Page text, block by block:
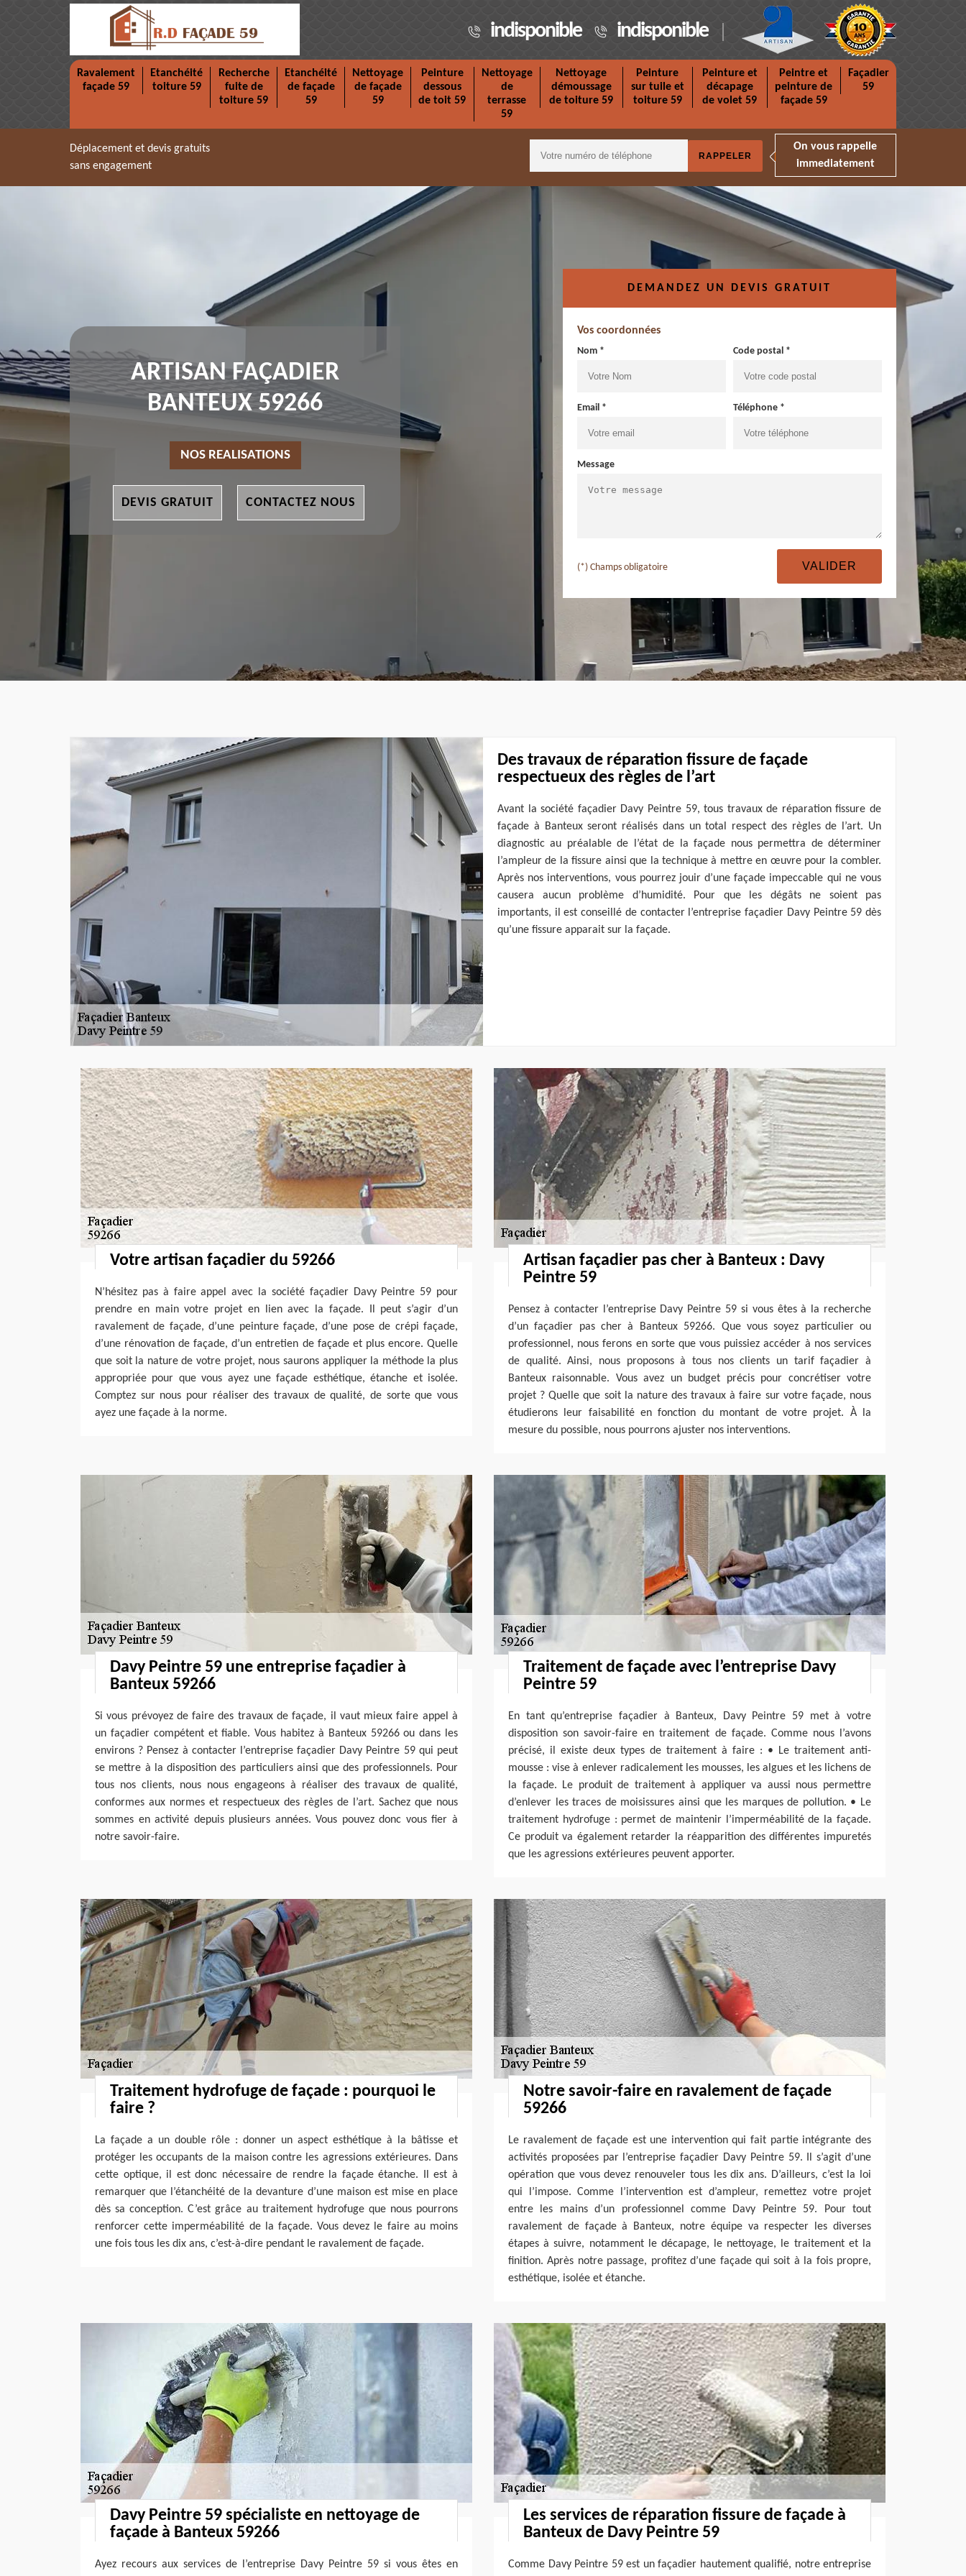
indisponible indisponible
Ravalement
façade 59
Etanchéité
toiture 59
Recherche
fuite de
toiture 59
Etanchéité
de façade
59
Nettoyage
de façade
59
Peinture
dessous
de toit 59
Nettoyage
de
terrasse
59
Nettoyage
démoussage
de toiture 59
Peinture
sur tuile et
toiture 59
Peinture et
décapage
de volet 59
Peintre et
peinture de
façade 59
Façadier
59
Déplacement et devis gratuits
sans engagement
On vous rappelle
immediatement
ARTISAN FAÇADIER
BANTEUX 59266
NOS REALISATIONS
DEVIS GRATUIT CONTACTEZ NOUS
DEMANDEZ UN DEVIS GRATUIT
Vos coordonnées
Nom * Code postal *
Email * Téléphone *
Message
(*) Champs obligatoire
Des travaux de réparation fissure de façade
respectueux des règles de l’art
Avant la société façadier Davy Peintre 59, tous travaux de réparation fissure de
façade à Banteux seront réalisés dans un total respect des règles de l’art. Un
diagnostic au préalable de l’état de la façade nous permettra de déterminer
l’ampleur de la fissure ainsi que la technique à mettre en œuvre pour la combler.
Après nos interventions, vous pourrez jouir d’une façade impeccable qui ne vous
causera aucun problème d’humidité. Pour que les dégâts ne soient pas
importants, il est conseillé de contacter l’entreprise façadier Davy Peintre 59 dès
qu’une fissure apparait sur la façade.
Votre artisan façadier du 59266
N’hésitez pas à faire appel avec la société façadier Davy Peintre 59 pour
prendre en main votre projet en lien avec la façade. Il peut s’agir d’un
ravalement de façade, d’une peinture façade, d’une pose de crépi façade,
d’une rénovation de façade, d’un entretien de façade et plus encore. Quelle
que soit la nature de votre projet, nous saurons appliquer la méthode la plus
appropriée pour que vous ayez une façade esthétique, étanche et isolée.
Comptez sur nous pour réaliser des travaux de qualité, de sorte que vous
ayez une façade à la norme.
Artisan façadier pas cher à Banteux : Davy
Peintre 59
Pensez à contacter l’entreprise Davy Peintre 59 si vous êtes à la recherche
d’un façadier pas cher à Banteux 59266. Que vous soyez particulier ou
professionnel, nous ferons en sorte que vous puissiez accéder à nos services
de qualité. Ainsi, nous proposons à tous nos clients un tarif façadier à
Banteux raisonnable. Vous avez un budget précis pour concrétiser votre
projet ? Quelle que soit la nature des travaux à faire sur votre façade, nous
étudierons leur faisabilité en fonction du montant de votre projet. À la
mesure du possible, nous pourrons ajuster nos interventions.
Davy Peintre 59 une entreprise façadier à
Banteux 59266
Si vous prévoyez de faire des travaux de façade, il vaut mieux faire appel à
un façadier compétent et fiable. Vous habitez à Banteux 59266 ou dans les
environs ? Pensez à contacter l’entreprise façadier Davy Peintre 59 qui peut
se mettre à la disposition des particuliers ainsi que des professionnels. Pour
tous nos clients, nous nous engageons à réaliser des travaux de qualité,
conformes aux normes et respectueux des règles de l’art. Sachez que nous
sommes en activité depuis plusieurs années. Vous pouvez donc vous fier à
notre savoir-faire.
Traitement de façade avec l’entreprise Davy
Peintre 59
En tant qu’entreprise façadier à Banteux, Davy Peintre 59 met à votre
disposition son savoir-faire en traitement de façade. Comme nous l’avons
précisé, il existe deux types de traitement à faire : • Le traitement anti-
mousse : vise à enlever radicalement les mousses, les algues et les lichens de
la façade. Le produit de traitement à appliquer va aussi nous permettre
d’enlever les traces de moisissures ainsi que les marques de pollution. • Le
traitement hydrofuge : permet de maintenir l’imperméabilité de la façade.
Ce produit va également retarder la réapparition des différentes impuretés
que les agressions extérieures peuvent apporter.
Traitement hydrofuge de façade : pourquoi le
faire ?
La façade a un double rôle : donner un aspect esthétique à la bâtisse et
protéger les occupants de la maison contre les agressions extérieures. Dans
cette optique, il est donc nécessaire de rendre la façade étanche. Il est à
remarquer que l’étanchéité de la devanture d’une maison est mise en place
dès sa conception. C’est grâce au traitement hydrofuge que nous pourrons
renforcer cette imperméabilité de la façade. Vous devez le faire au moins
une fois tous les dix ans, c’est-à-dire pendant le ravalement de façade.
Notre savoir-faire en ravalement de façade
59266
Le ravalement de façade est une intervention qui fait partie intégrante des
activités proposées par l’entreprise façadier Davy Peintre 59. Il s’agit d’une
opération que vous devez renouveler tous les dix ans. D’ailleurs, c’est la loi
qui l’impose. Comme l’intervention est d’ampleur, remettez votre projet
entre les mains d’un professionnel comme Davy Peintre 59. Pour tout
ravalement de façade à Banteux, notre équipe va respecter les diverses
étapes à suivre, notamment le décapage, le nettoyage, le traitement et la
finition. Après notre passage, profitez d’une façade qui soit à la fois propre,
esthétique, isolée et étanche.
Davy Peintre 59 spécialiste en nettoyage de
façade à Banteux 59266
Ayez recours aux services de l’entreprise Davy Peintre 59 si vous êtes en
Les services de réparation fissure de façade à
Banteux de Davy Peintre 59
Comme Davy Peintre 59 est un façadier hautement qualifié, notre entreprise